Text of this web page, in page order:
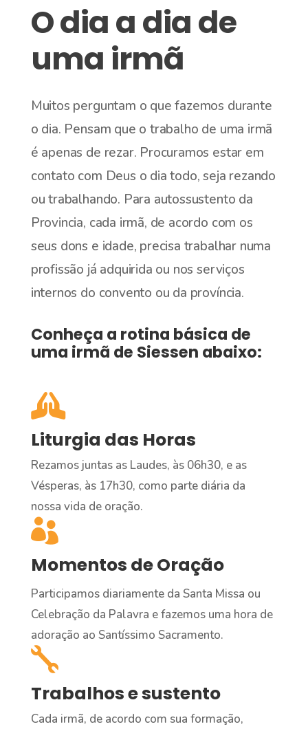
O dia a dia de
uma irmã
Muitos perguntam o que fazemos durante
o dia. Pensam que o trabalho de uma irmã
é apenas de rezar. Procuramos estar em
contato com Deus o dia todo, seja rezando
ou trabalhando. Para autossustento da
Provincia, cada irmã, de acordo com os
seus dons e idade, precisa trabalhar numa
profissão já adquirida ou nos serviços
internos do convento ou da província.
Conheça a rotina básica de
uma irmã de Siessen abaixo:

Liturgia das Horas
Rezamos juntas as Laudes, às 06h30, e as
Vésperas, às 17h30, como parte diária da
nossa vida de oração.

Momentos de Oração
Participamos diariamente da Santa Missa ou
Celebração da Palavra e fazemos uma hora de
adoração ao Santíssimo Sacramento.

Trabalhos e sustento
Cada irmã, de acordo com sua formação,